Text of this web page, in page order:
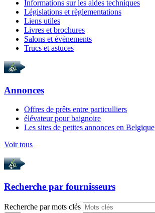
Informations sur les aides techniques
Législations et règlementations
Liens utiles
Livres et brochures
Salons et évènements
Trucs et astuces
Annonces
Offres de prêts entre particulliers
élévateur pour baignoire
Les sites de petites annonces en Belgique
Voir tous
Recherche par fournisseurs
Recherche par mots clés